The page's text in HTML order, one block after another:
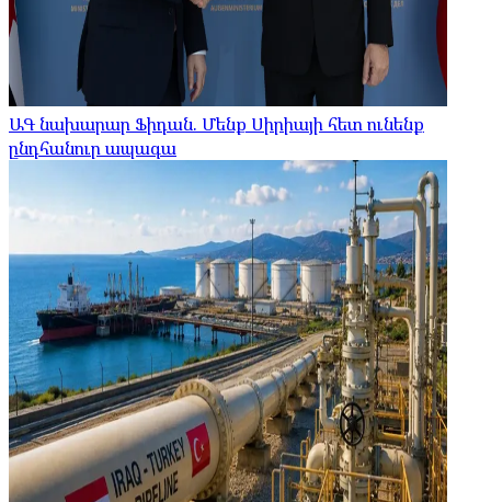
ԱԳ նախարար Ֆիդան. Մենք Սիրիայի հետ ունենք
ընդհանուր ապագա